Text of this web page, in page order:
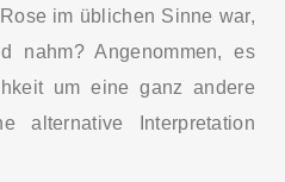
im üblichen Sinne war,
nahm? Angenommen, es
um eine ganz andere
alternative Interpretation